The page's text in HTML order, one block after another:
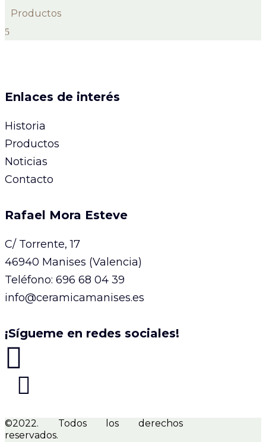
Productos
Enlaces de interés
Historia
Productos
Noticias
Contacto
Rafael Mora Esteve
C/ Torrente, 17
46940 Manises (Valencia)
Teléfono: 696 68 04 39
info@ceramicamanises.es
¡Sígueme en redes sociales!
©2022. Todos los derechos
reservados.